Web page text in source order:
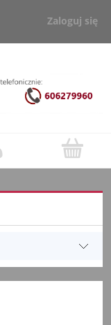
Zaloguj się